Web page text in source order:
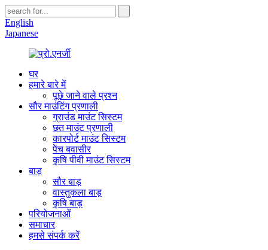
English
Japanese
घर
हमारे बारे में
पूछे जाने वाले प्रश्न
सौर माउंटिंग प्रणाली
ग्राउंड माउंट सिस्टम
छत माउंट प्रणाली
कारपोर्ट माउंट सिस्टम
पेंच बवासीर
कृषि पीवी माउंट सिस्टम
बाड़
सौर बाड़
वास्तुकला बाड़
कृषि बाड़
परियोजनाओं
समाचार
हमसे संपर्क करें